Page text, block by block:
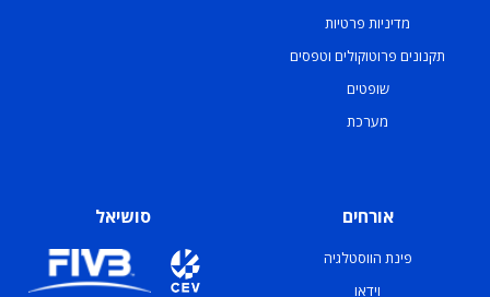
מדיניות פרטיות
תקנונים פרוטוקולים וטפסים
שופטים
מערכת
אורחים
פינת הווסטלגיה
וידאו
סושיאל